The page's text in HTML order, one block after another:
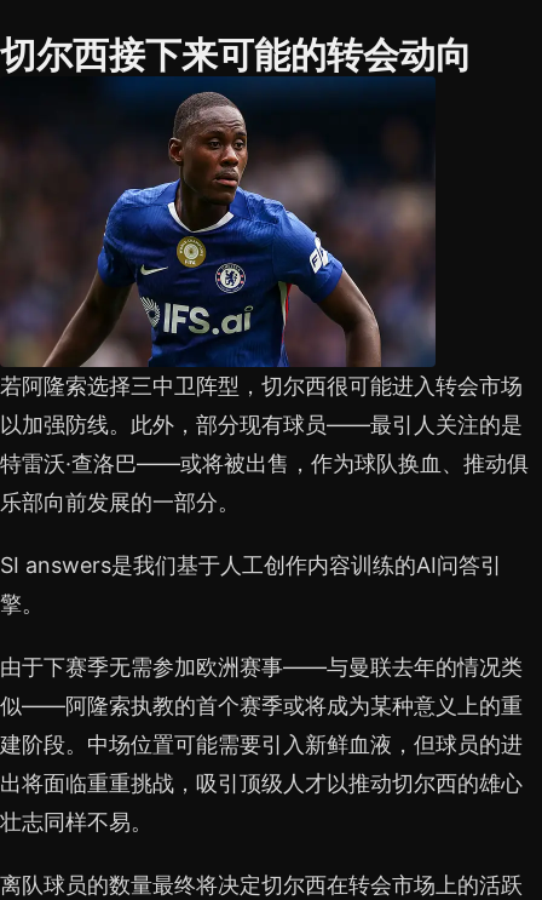
切尔西接下来可能的转会动向
若阿隆索选择三中卫阵型，切尔西很可能进入转会市场
以加强防线。此外，部分现有球员——最引人关注的是
特雷沃·查洛巴——或将被出售，作为球队换血、推动俱
乐部向前发展的一部分。
SI answers是我们基于人工创作内容训练的AI问答引
擎。
由于下赛季无需参加欧洲赛事——与曼联去年的情况类
似——阿隆索执教的首个赛季或将成为某种意义上的重
建阶段。中场位置可能需要引入新鲜血液，但球员的进
出将面临重重挑战，吸引顶级人才以推动切尔西的雄心
壮志同样不易。
离队球员的数量最终将决定切尔西在转会市场上的活跃